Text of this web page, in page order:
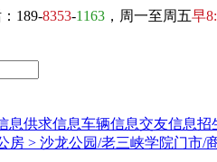
189-8353-1163 ，周一至周五早
息供求信息车辆信息交友信息招
房 > 沙龙公园/老三峡学院门市/